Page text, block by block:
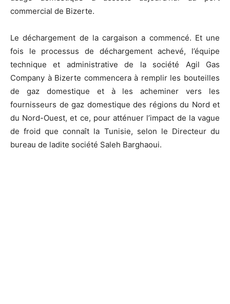
commercial de Bizerte.
Le déchargement de la cargaison a commencé. Et une
fois le processus de déchargement achevé, l’équipe
technique et administrative de la société Agil Gas
Company à Bizerte commencera à remplir les bouteilles
de gaz domestique et à les acheminer vers les
fournisseurs de gaz domestique des régions du Nord et
du Nord-Ouest, et ce, pour atténuer l’impact de la vague
de froid que connaît la Tunisie, selon le Directeur du
bureau de ladite société Saleh Barghaoui.